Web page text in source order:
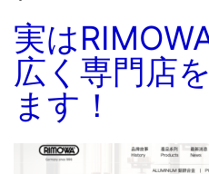
実は
広く専門店
ます！